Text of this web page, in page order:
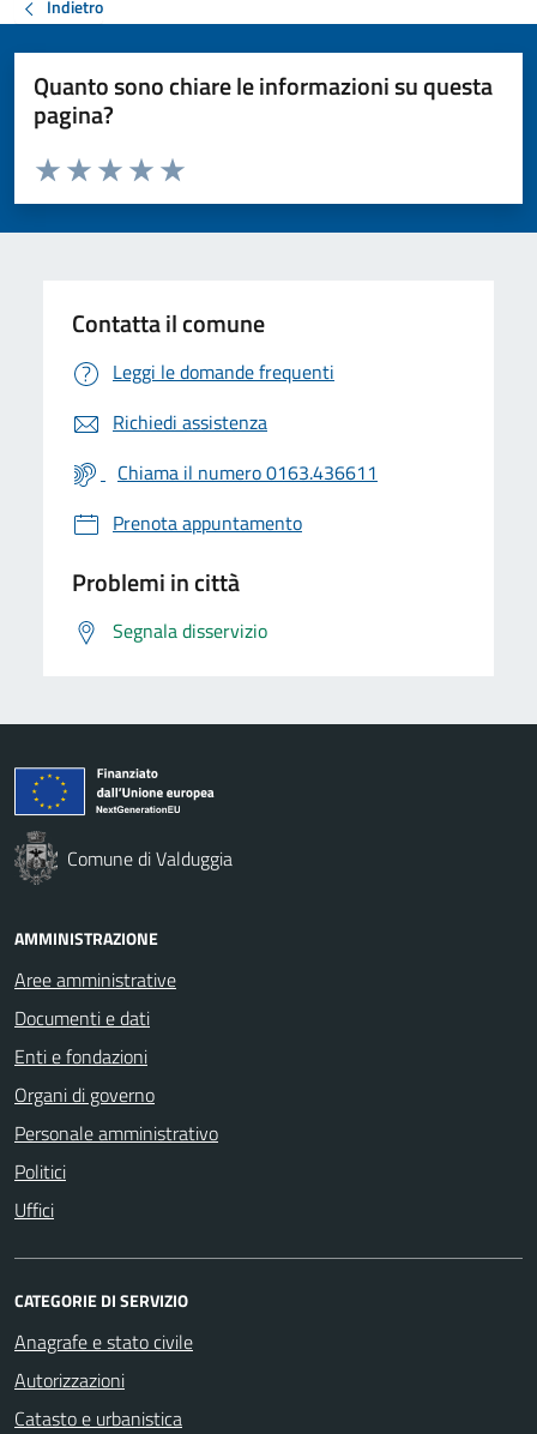
Indietro
Quanto sono chiare le informazioni su questa
pagina?
Valuta da 1 a 5 stelle la pagina
Valuta 5 stelle su 5
Valuta 4 stelle su 5
Valuta 3 stelle su 5
Valuta 2 stelle su 5
Valuta 1 stelle su 5
Contatta il comune
Leggi le domande frequenti
Richiedi assistenza
Chiama il numero 0163.436611
Prenota appuntamento
Problemi in città
Segnala disservizio
Comune di Valduggia
AMMINISTRAZIONE
Aree amministrative
Documenti e dati
Enti e fondazioni
Organi di governo
Personale amministrativo
Politici
Uffici
CATEGORIE DI SERVIZIO
Anagrafe e stato civile
Autorizzazioni
Catasto e urbanistica